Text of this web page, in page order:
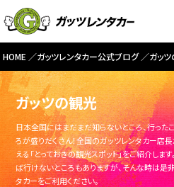
HOME ガッツレンタカー公式ブログ ガッ
ガッツの観光
日本全国にはまだまだ知らないところ、行った
ろが盛りだくさん！全国のガッツレンタカー店
える「とっておきの観光スポット」をご紹介しま
ば行けないところもありますが、そんな時は是
タカーをご利用ください。